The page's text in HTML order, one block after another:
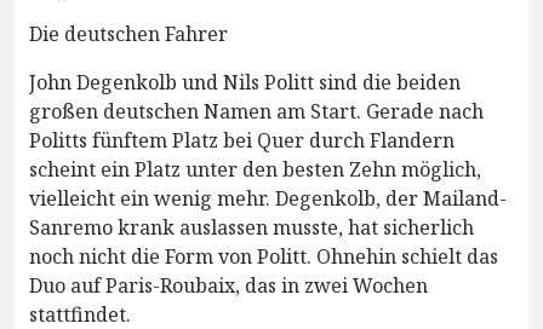
Die deutschen Fahrer
John Degenkolb und Nils Politt sind die beiden
großen deutschen Namen am Start. Gerade nach
Politts fünftem Platz bei Quer durch Flandern
scheint ein Platz unter den besten Zehn möglich,
vielleicht ein wenig mehr. Degenkolb, der Mailand-
Sanremo krank auslassen musste, hat sicherlich
noch nicht die Form von Politt. Ohnehin schielt das
Duo auf Paris-Roubaix, das in zwei Wochen
stattfindet.